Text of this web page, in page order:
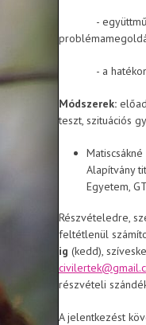
-
- a hatékony
Módszerek:
teszt, szituációs
Matiscsákné
Alapítvány
Egyetem,
Részvételedre,
feltétlenül
ig (kedd),
részvételi
A jelentkezést